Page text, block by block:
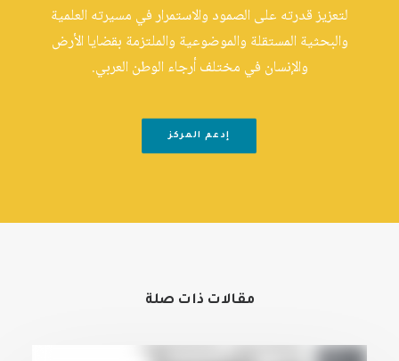
لتعزيز قدرته على الصمود والاستمرار في مسيرته العلمية
والبحثية المستقلة والموضوعية والملتزمة بقضايا الأرض
والإنسان في مختلف أرجاء الوطن العربي.
إدعم المركز
مقالات ذات صلة